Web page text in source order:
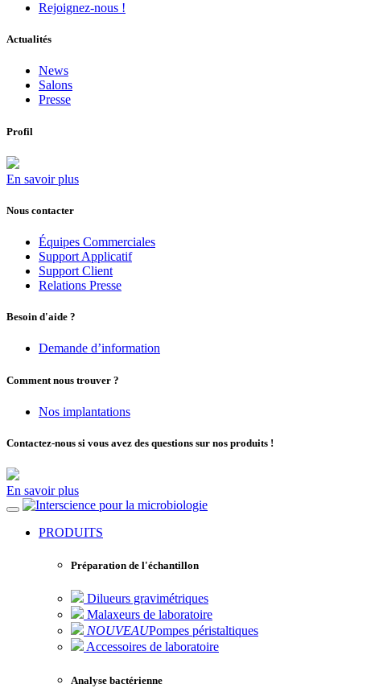
Rejoignez-nous !
Actualités
News
Salons
Presse
Profil
En savoir plus
Nous contacter
Équipes Commerciales
Support Applicatif
Support Client
Relations Presse
Besoin d'aide ?
Demande d’information
Comment nous trouver ?
Nos implantations
Contactez-nous si vous avez des questions sur nos produits !
En savoir plus
pour la microbiologie
PRODUITS
Préparation de l'échantillon
Dilueurs gravimétriques
Malaxeurs de laboratoire
NOUVEAUPompes péristaltiques
Accessoires de laboratoire
Analyse bactérienne